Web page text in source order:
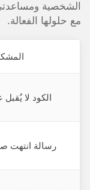
الشخصية
مع حلولها الفعالة.
الكود لا يُقبل
رسالة انتهت